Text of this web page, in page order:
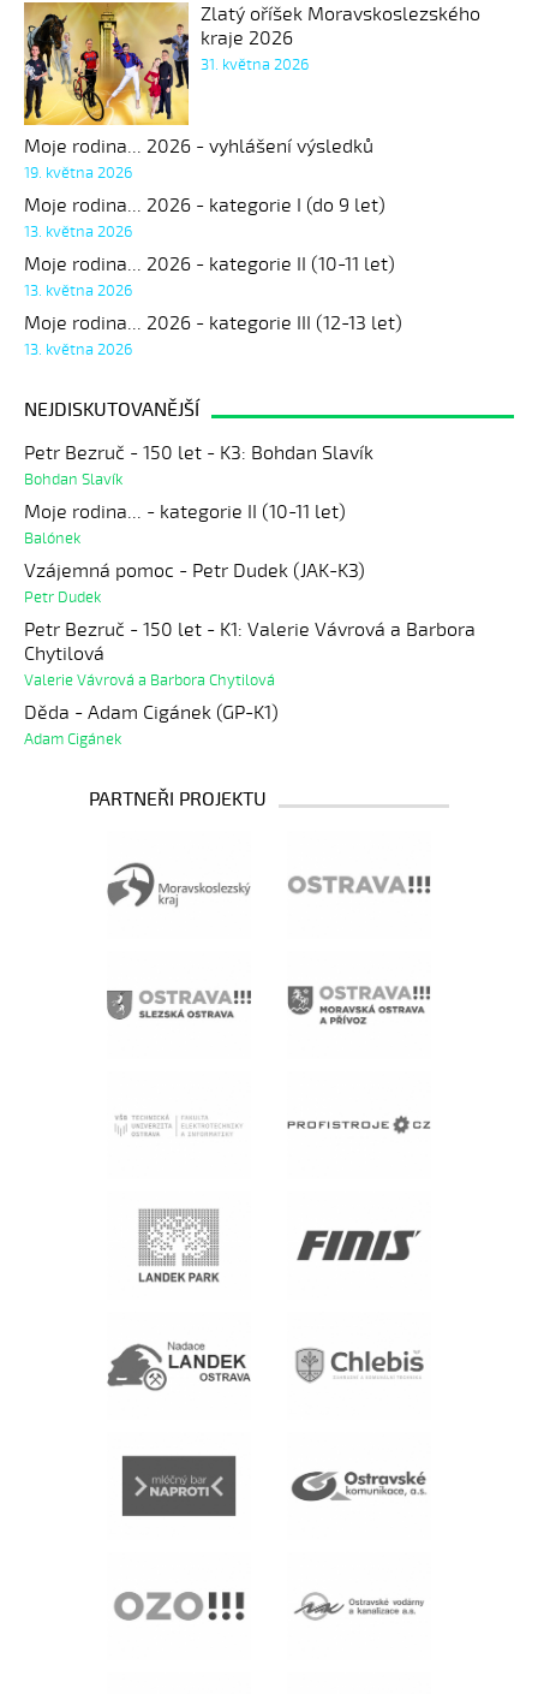
Zlatý oříšek Moravskoslezského
kraje 2026
31. května 2026
Moje rodina... 2026 - vyhlášení výsledků
19. května 2026
Moje rodina... 2026 - kategorie I (do 9 let)
13. května 2026
Moje rodina... 2026 - kategorie II (10-11 let)
13. května 2026
Moje rodina... 2026 - kategorie III (12-13 let)
13. května 2026
NEJDISKUTOVANĚJŠÍ
Petr Bezruč - 150 let - K3: Bohdan Slavík
Bohdan Slavík
Moje rodina... - kategorie II (10-11 let)
Balónek
Vzájemná pomoc - Petr Dudek (JAK-K3)
Petr Dudek
Petr Bezruč - 150 let - K1: Valerie Vávrová a Barbora
Chytilová
Valerie Vávrová a Barbora Chytilová
Děda - Adam Cigánek (GP-K1)
Adam Cigánek
PARTNEŘI PROJEKTU